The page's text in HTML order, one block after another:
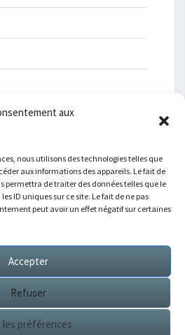
aux
nous utilisons des technologies telles que
aux informations des appareils. Le fait de
permettra de traiter des données telles que le
ID uniques sur ce site. Le fait de ne pas
peut avoir un effet négatif sur certaines
Accepter
Refuser
les préférences
parWordPress